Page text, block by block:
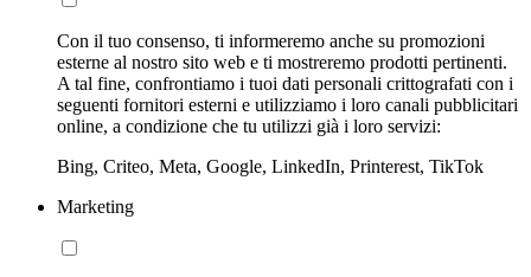
Con il tuo consenso, ti informeremo anche su promozioni
esterne al nostro sito web e ti mostreremo prodotti pertinenti.
A tal fine, confrontiamo i tuoi dati personali crittografati con i
seguenti fornitori esterni e utilizziamo i loro canali pubblicitari
online, a condizione che tu utilizzi già i loro servizi:
Bing, Criteo, Meta, Google, LinkedIn, Printerest, TikTok
Marketing